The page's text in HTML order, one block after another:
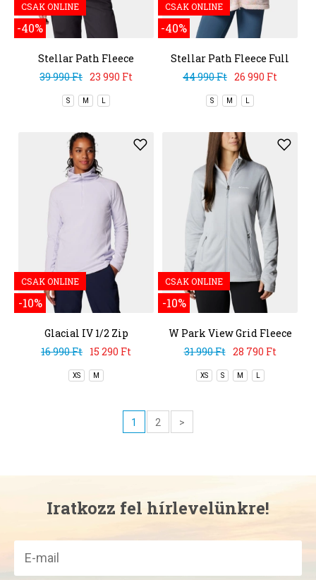
CSAK ONLINE
-40%
Stellar Path Fleece
Bomber Full Zip
39 990 Ft 23 990 Ft
S M L
CSAK ONLINE
-40%
Stellar Path Fleece Full
Zip
44 990 Ft 26 990 Ft
S M L
CSAK ONLINE
-10%
Glacial IV 1/2 Zip
16 990 Ft 15 290 Ft
XS M
CSAK ONLINE
-10%
W Park View Grid Fleece
Full Zip
31 990 Ft 28 790 Ft
XS S M L
1 2 >
Iratkozz fel hírlevelünkre!